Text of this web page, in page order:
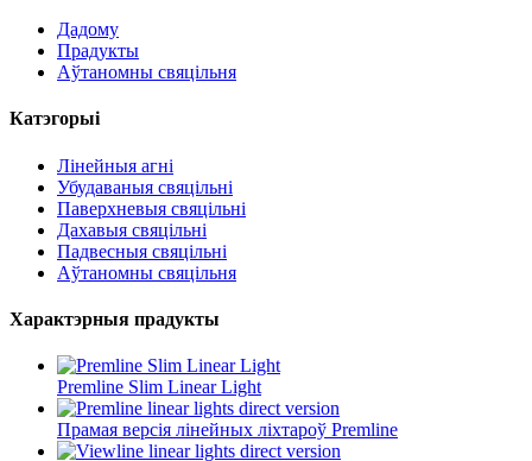
Дадому
Прадукты
Аўтаномны свяцільня
Катэгорыі
Лінейныя агні
Убудаваныя свяцільні
Паверхневыя свяцільні
Дахавыя свяцільні
Падвесныя свяцільні
Аўтаномны свяцільня
Характэрныя прадукты
Premline Slim Linear Light
Прамая версія лінейных ліхтароў Premline